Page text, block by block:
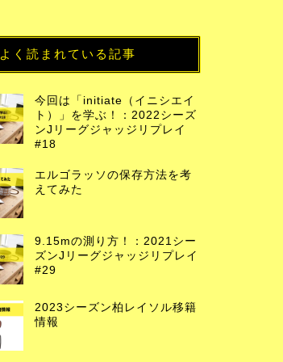
よく読まれている記事
今回は「initiate（イニシエイ
ト）」を学ぶ！：2022シーズ
ンJリーグジャッジリプレイ
#18
エルゴラッソの保存方法を考
えてみた
9.15mの測り方！：2021シー
ズンJリーグジャッジリプレイ
#29
2023シーズン柏レイソル移籍
情報